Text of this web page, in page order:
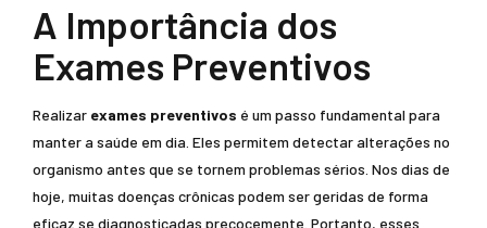
A Importância dos
Exames Preventivos
Realizar exames preventivos é um passo fundamental para
manter a saúde em dia. Eles permitem detectar alterações no
organismo antes que se tornem problemas sérios. Nos dias de
hoje, muitas doenças crônicas podem ser geridas de forma
eficaz se diagnosticadas precocemente. Portanto, esses